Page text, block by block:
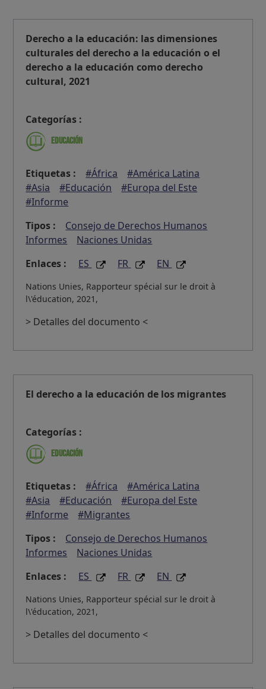
Derecho a la educación: las dimensiones
culturales del derecho a la educación o el
derecho a la educación como derecho
cultural, 2021
Categorías :
Educación
Etiquetas : #África
#América Latina
#Asia
#Educación
#Europa del Este
#Informe
Tipos :
Consejo de Derechos Humanos
Informes
Naciones Unidas
Enlaces :
ES FR EN
Nations Unies, Rapporteur spécial sur le droit à
l\'éducation, 2021,
> Detalles del documento <
El derecho a la educación de los migrantes
Categorías :
Educación
Etiquetas : #África
#América Latina
#Asia
#Educación
#Europa del Este
#Informe
#Migrantes
Tipos :
Consejo de Derechos Humanos
Informes
Naciones Unidas
Enlaces :
ES FR EN
Nations Unies, Rapporteur spécial sur le droit à
l\'éducation, 2021,
> Detalles del documento <